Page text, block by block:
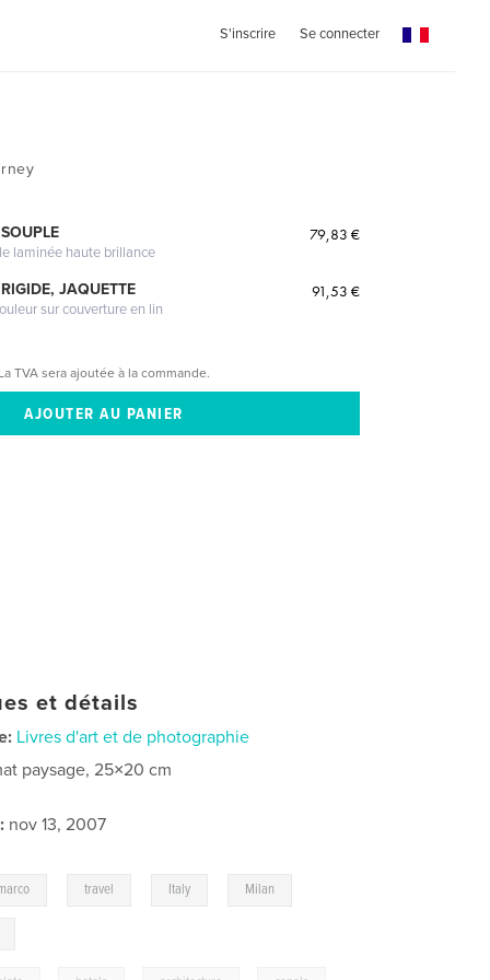
S'inscrire Se connecter
laminée haute brillance
79,83 €
JAQUETTE
sur couverture en lin
91,53 €
La TVA sera ajoutée à la commande.
et détails
Livres d'art et de photographie
paysage, 25×20 cm
nov 13, 2007
travel Italy Milan